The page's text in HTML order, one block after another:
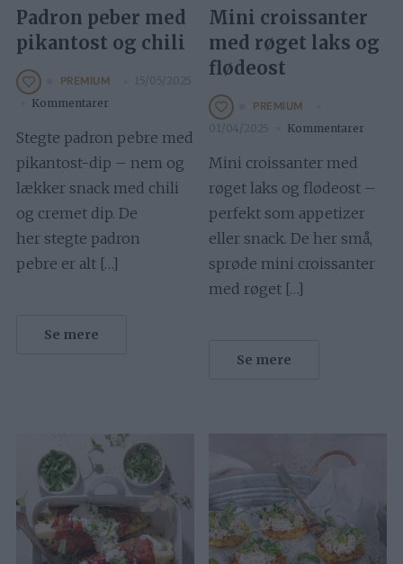
Padron peber med
pikantost og chili
PREMIUM
15/05/2025
Kommentarer
Stegte padron pebre med
pikantost-dip – nem og
lækker snack med chili
og cremet dip. De
her stegte padron
pebre er alt […]
Se mere
Mini croissanter
med røget laks og
flødeost
PREMIUM
01/04/2025 Kommentarer
Mini croissanter med
røget laks og flødeost –
perfekt som appetizer
eller snack. De her små,
sprøde mini croissanter
med røget […]
Se mere